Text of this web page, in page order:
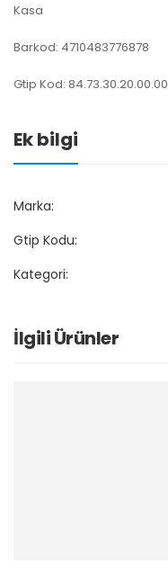
Kasa
Barkod: 4710483776878
Gtip Kod: 84.73.30.20.00.00
Ek bilgi
Marka:
Gtip Kodu:
Kategori:
İlgili Ürünler